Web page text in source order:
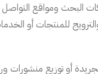
ومواقع التواصل
للمنتجات أو
أو توزيع منشورات